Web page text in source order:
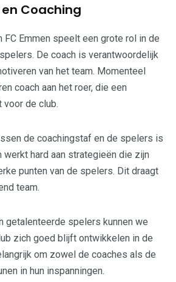
Coaching
FC Emmen speelt een grote rol in de
De coach is verantwoordelijk
van het team. Momenteel
coach aan het roer, die een
de club.
de coachingstaf en de spelers is
hard aan strategieën die zijn
punten van de spelers. Dit draagt
team.
getalenteerde spelers kunnen we
zich goed blijft ontwikkelen in de
om zowel de coaches als de
in hun inspanningen.